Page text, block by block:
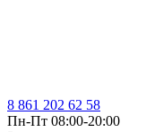
8 861 202 62 58
Пн-Пт 08:00-20:00